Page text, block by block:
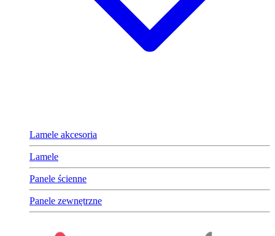
Lamele akcesoria
Lamele
Panele ścienne
Panele zewnętrzne